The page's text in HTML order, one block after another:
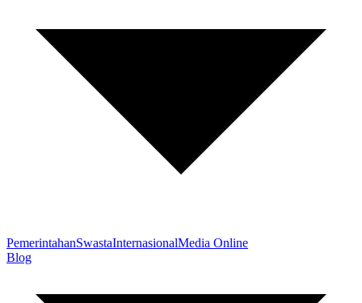
PemerintahanSwastaInternasionalMedia Online
Blog